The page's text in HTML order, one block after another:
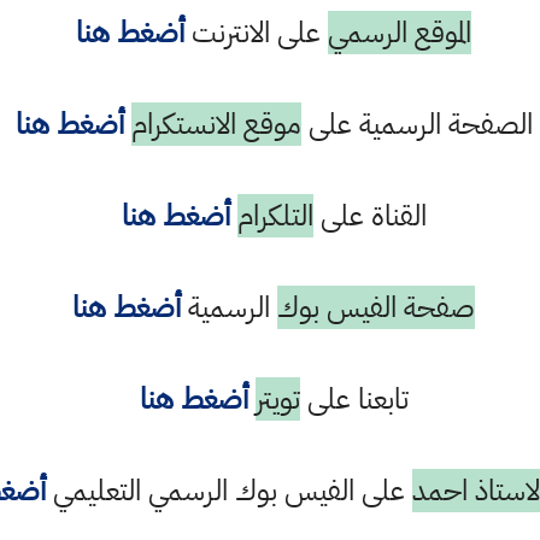
الموقع الرسمي على الانترنتأضغط هنا
الصفحة الرسمية على موقع الانستكرام أضغط هنا
القناة على التلكرام أضغط هنا
صفحة الفيس بوك الرسميةأضغط هنا
تابعنا علىتويتر أضغط هنا
احمدعلى الفيس بوك الرسمي التعليمي